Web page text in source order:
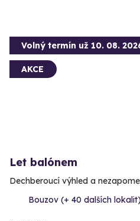
Volný termín už 10. 08.
AKCE
Let balónem
Dechberoucí výhled a
Bouzov (+ 40 dalších lokalit)